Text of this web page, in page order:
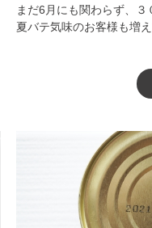
まだ6月にも関わらず、
夏バテ気味のお客様も増